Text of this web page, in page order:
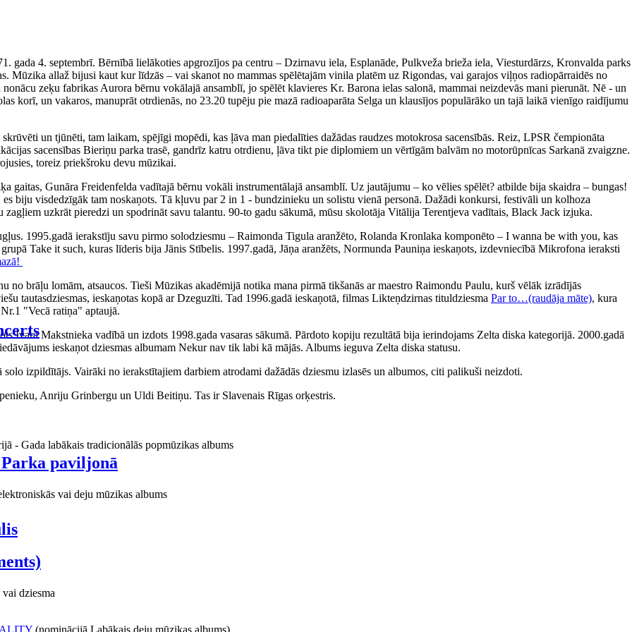
paviljonā
gada 4. septembrī. Bērnībā lielākoties apgrozījos pa centru – Dzirnavu iela, Esplanāde, Pulkveža brieža iela, Viesturdārzs, Kronvalda parks
Mūzika allaž bijusi kaut kur līdzās – vai skanot no mammas spēlētajām vinila platēm uz Rigondas, vai garajos viļņos radiopārraidēs no
zeķu fabrikas Aurora bērnu vokālajā ansamblī, jo spēlēt klavieres Kr. Barona ielas salonā, mammai neizdevās mani pierunāt. Nē - un
korī, un vakaros, manuprāt otrdienās, no 23.20 tupēju pie mazā radioaparāta Selga un klausījos populārāko un tajā laikā vienīgo raidījumu
un tjūnēti, tam laikam, spējīgi mopēdi, kas ļāva man piedalīties dažādas raudzes motokrosa sacensībās. Reiz, LPSR čempionāta
sacensības Bieriņu parka trasē, gandrīz katru otrdienu, ļāva tikt pie diplomiem un vērtīgām balvām no motorūpnīcas Sarkanā zvaigzne.
toreiz priekšroku devu mūzikai.
gaitas, Gunāra Freidenfelda vadītajā bērnu vokāli instrumentālajā ansamblī. Uz jautājumu – ko vēlies spēlēt? atbilde bija skaidra – bungas!
biju visdedzīgāk tam noskaņots. Tā kļuvu par 2 in 1 - bundzinieku un solistu vienā personā. Dažādi konkursi, festivāli un kolhoza
uzkrāt pieredzi un spodrināt savu talantu. 90-to gadu sākumā, mūsu skolotāja Vitālija Terentjeva vadītais, Black Jack izjuka.
1995.gadā ierakstīju savu pirmo solodziesmu – Raimonda Tigula aranžēto, Rolanda Kronlaka komponēto – I wanna be with you, kas
Take it such, kuras līderis bija Jānis Stībelis. 1997.gadā, Jāņa aranžēts, Normunda Pauniņa ieskaņots, izdevniecībā Mikrofona ieraksti
brāļu lomām, atsaucos. Tieši Mūzikas akadēmijā notika mana pirmā tikšanās ar maestro Raimondu Paulu, kurš vēlāk izrādījās
tautasdziesmas, ieskaņotas kopā ar Dzeguzīti. Tad 1996.gadā ieskaņotā, filmas Likteņdzirnas tituldziesma Par to…(raudāja māte), kura
"Vecā ratiņa" aptaujā.
Ivara Makstnieka vadībā un izdots 1998.gada vasaras sākumā. Pārdoto kopiju rezultātā bija ierindojams Zelta diska kategorijā. 2000.gadā
ieskaņot dziesmas albumam Nekur nav tik labi kā mājās. Albums ieguva Zelta diska statusu.
izpildītājs. Vairāki no ierakstītajiem darbiem atrodami dažādās dziesmu izlasēs un albumos, citi palikuši neizdoti.
Anriju Grinbergu un Uldi Beitiņu. Tas ir Slavenais Rīgas orķestris.
- Gada labākais tradicionālās popmūzikas albums
vai deju mūzikas albums
dziesma
(nominācijā Labākais deju mūzikas albums)